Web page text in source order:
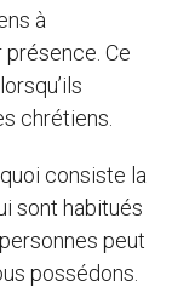
à
présence. Ce
chrétiens.
consiste la
sont habitués
peut
possédons.